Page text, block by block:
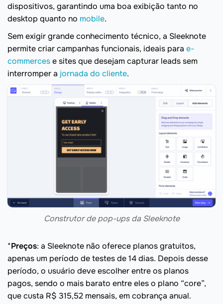
dispositivos, garantindo uma boa exibição tanto no
desktop quanto no mobile.
Sem exigir grande conhecimento técnico, a Sleeknote
permite criar campanhas funcionais, ideais para e-
commercese sites que desejam capturar leads sem
interromper a jornada do cliente.
Construtor de pop-ups da Sleeknote
*Preços: a Sleeknote não oferece planos gratuitos,
apenas um período de testes de 14 dias. Depois desse
período, o usuário deve escolher entre os planos
pagos, sendo o mais barato entre eles o plano “core”,
que custa R$ 315,52 mensais, em cobrança anual.